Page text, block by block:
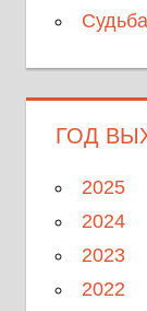
ГОД
2025
2024
2023
2022